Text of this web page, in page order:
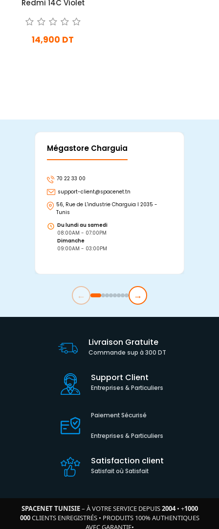
Redmi 14C Violet
14,900 DT
Mégastore Charguia
70 22 33 00
support-client@spacenet.tn
56, Rue de L'industrie Charguia I 2035 -
Tunis
Du lundi au samedi
08:00AM - 07:00PM
Dimanche
09:00AM - 03:00PM
← →
Livraison Gratuite
Commande sup à 300 DT
Support Client
Entreprises & Particuliers
Paiement Sécurisé
Entreprises & Particuliers
Satisfaction client
Satisfait où Satisfait
SPACENET TUNISIE– À VOTRE SERVICE DEPUIS2004• +1000
000CLIENTS ENREGISTRÉS• PRODUITS 100% AUTHENTIQUES
AVEC GARANTIE•